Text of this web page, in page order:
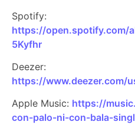
Spotify:
https://open.spotify.com/
5Kyfhr
Deezer:
https://www.deezer.com/
Apple Music: https://
con-palo-ni-con-bala-